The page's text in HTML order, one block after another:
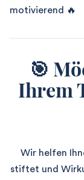
motivierend 🔥
🎯
Ihrem
Wir helfen
stiftet und